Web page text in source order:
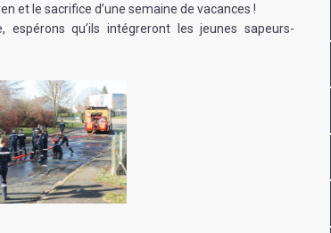
et le sacrifice d’une semaine de vacances !
qu’ils intégreront les jeunes sapeurs-